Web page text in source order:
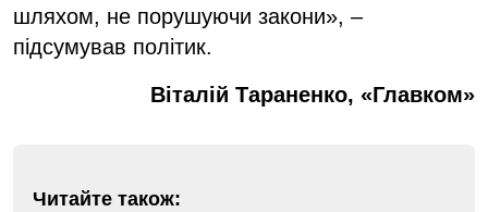
шляхом, не порушуючи закони», –
підсумував політик.
Віталій Тараненко, «Главком»
Читайте також: